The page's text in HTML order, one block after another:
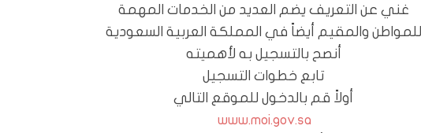
غني عن التعريف يضم العديد من الخدمات المهمة
للمواطن والمقيم أيضاً في المملكة العربية السعودية
أنصح بالتسجيل به لأهميته
تابع خطوات التسجيل
أولاً قم بالدخول للموقع التالي
www.moi.gov.sa